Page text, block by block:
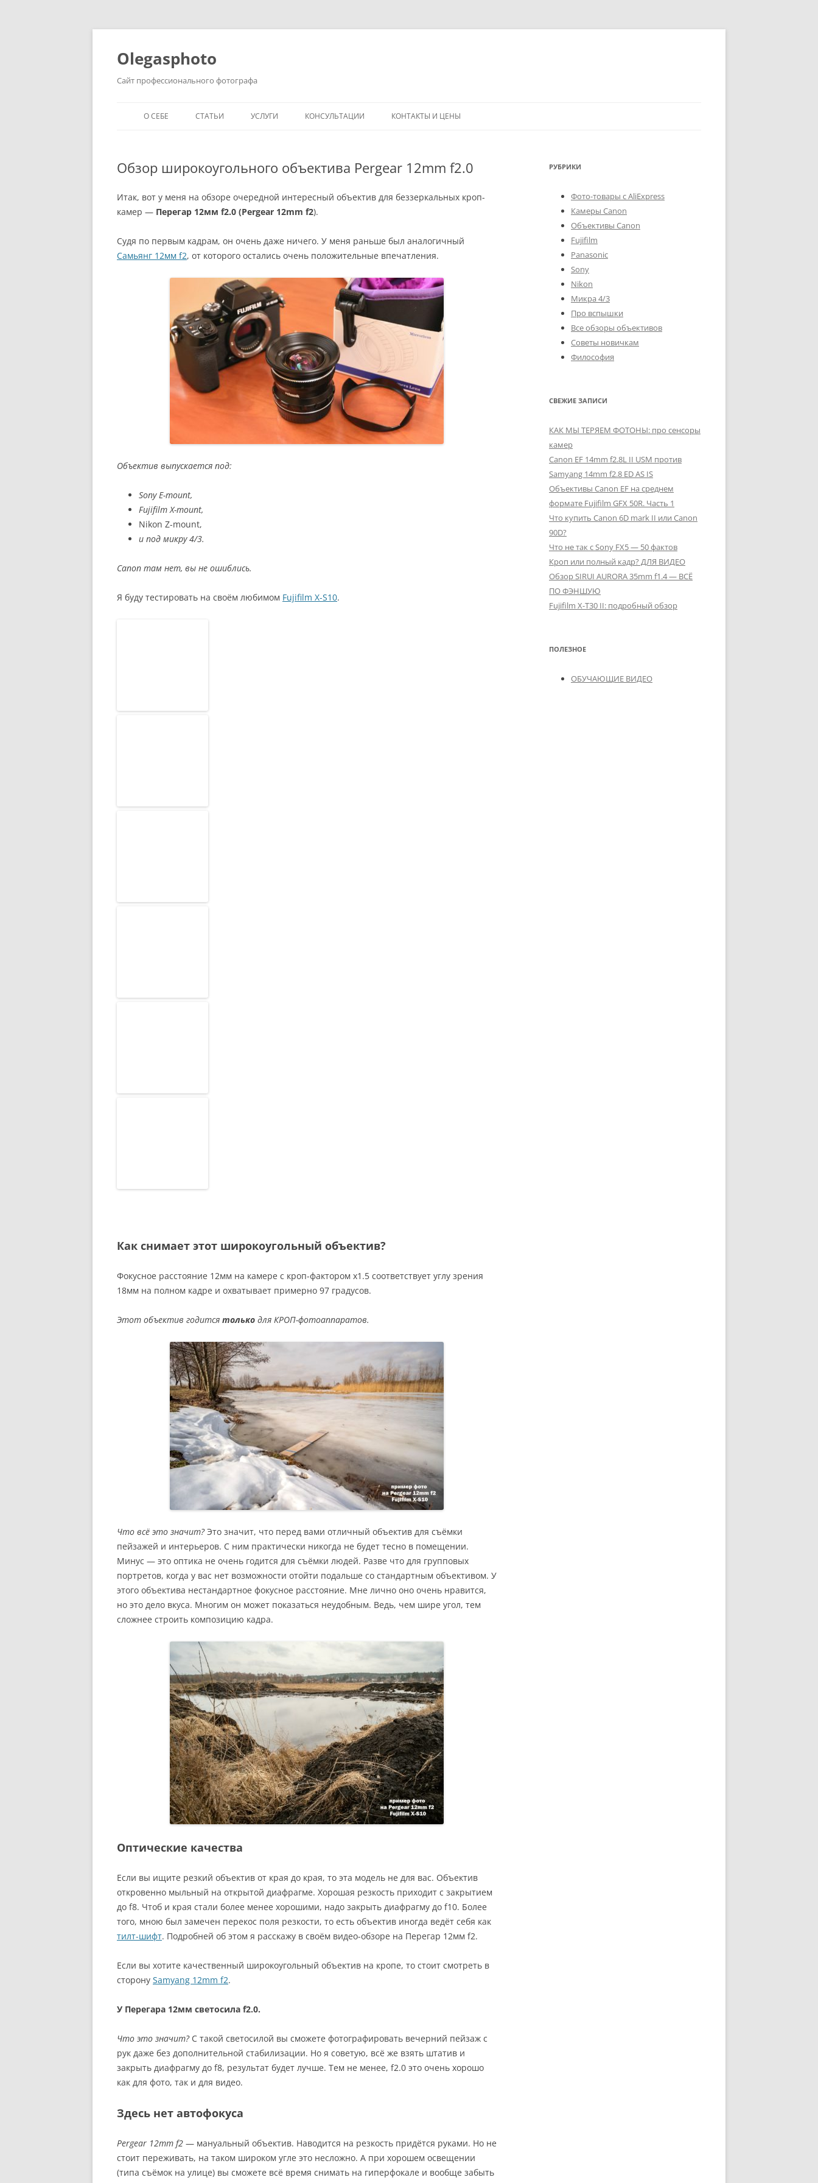
Olegasphoto
Сайт профессионального фотографа
к
содержимому
О СЕБЕ СТАТЬИ УСЛУГИ КОНСУЛЬТАЦИИ КОНТАКТЫ И ЦЕНЫ
Обзор широкоугольного объектива Pergear 12mm f2.0
Итак, вот у меня на обзоре очередной интересный объектив для беззеркальных кроп-
камер — Перегар 12мм f2.0 (Pergear 12mm f2).
Судя по первым кадрам, он очень даже ничего. У меня раньше был аналогичный
Самьянг 12мм f2, от которого остались очень положительные впечатления.
Объектив выпускается под:
Sony E-mount,
Fujifilm X-mount,
Nikon Z-mount,
и под микру 4/3.
Canon там нет, вы не ошиблись.
Я буду тестировать на своём любимом Fujifilm X-S10.
Как снимает этот широкоугольный объектив?
Фокусное расстояние 12мм на камере с кроп-фактором х1.5 соответствует углу зрения
18мм на полном кадре и охватывает примерно 97 градусов.
Этот объектив годится только для КРОП-фотоаппаратов.
Что всё это значит?Это значит, что перед вами отличный объектив для съёмки
пейзажей и интерьеров. С ним практически никогда не будет тесно в помещении.
Минус — это оптика не очень годится для съёмки людей. Разве что для групповых
портретов, когда у вас нет возможности отойти подальше со стандартным объективом. У
этого объектива нестандартное фокусное расстояние. Мне лично оно очень нравится,
но это дело вкуса. Многим он может показаться неудобным. Ведь, чем шире угол, тем
сложнее строить композицию кадра.
Оптические качества
Если вы ищите резкий объектив от края до края, то эта модель не для вас. Объектив
откровенно мыльный на открытой диафрагме. Хорошая резкость приходит с закрытием
до f8. Чтоб и края стали более менее хорошими, надо закрыть диафрагму до f10. Более
того, мною был замечен перекос поля резкости, то есть объектив иногда ведёт себя как
тилт-шифт. Подробней об этом я расскажу в своём видео-обзоре на Перегар 12мм f2.
Если вы хотите качественный широкоугольный объектив на кропе, то стоит смотреть в
сторону Samyang 12mm f2.
У Перегара 12мм светосила f2.0.
Что это значит?С такой светосилой вы сможете фотографировать вечерний пейзаж с
рук даже без дополнительной стабилизации. Но я советую, всё же взять штатив и
закрыть диафрагму до f8, результат будет лучше. Тем не менее, f2.0 это очень хорошо
как для фото, так и для видео.
Здесь нет автофокуса
Pergear 12mm f2 — мануальный объектив. Наводится на резкость придётся руками. Но не
стоит переживать, на таком широком угле это несложно. А при хорошем освещении
(типа съёмок на улице) вы сможете всё время снимать на гиперфокале и вообще забыть
РУБРИКИ
Фото-товары с AliExpress
Камеры Canon
Объективы Canon
Fujifilm
Panasonic
Sony
Nikon
Микра 4/3
Про вспышки
Все обзоры объективов
Советы новичкам
Философия
СВЕЖИЕ ЗАПИСИ
КАК МЫ ТЕРЯЕМ ФОТОНЫ: про сенсоры
камер
Canon EF 14mm f2.8L II USM против
Samyang 14mm f2.8 ED AS IS
Объективы Canon EF на среднем
формате Fujifilm GFX 50R. Часть 1
Что купить Canon 6D mark II или Canon
90D?
Что не так с Sony FX5 — 50 фактов
Кроп или полный кадр? ДЛЯ ВИДЕО
Обзор SIRUI AURORA 35mm f1.4 — ВСЁ
ПО ФЭНШУЮ
Fujifilm X-T30 II: подробный обзор
ПОЛЕЗНОЕ
ОБУЧАЮЩИЕ ВИДЕО